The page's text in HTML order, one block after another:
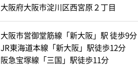
大阪府大阪市淀川区西宮原２丁目
大阪市営御堂筋線「新大阪」駅 徒歩9分
JR東海道本線「新大阪」駅徒歩12分
阪急宝塚線「三国」駅徒歩11分